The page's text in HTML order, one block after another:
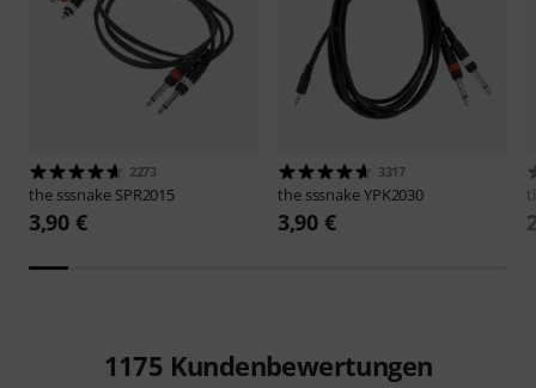
2273
the sssnake SPR2015
3,90 €
3317
the sssnakeYPK2030
3,90 €
1175 Kundenbewertungen